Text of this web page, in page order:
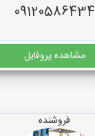
09120586434
مشاهده پروفایل
فروشنده